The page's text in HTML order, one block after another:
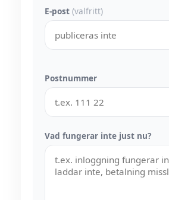
E-post (valfritt)
Postnummer
Vad fungerar inte just nu?